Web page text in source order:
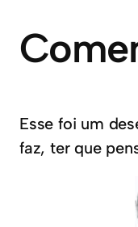
Esse foi um
faz, ter que